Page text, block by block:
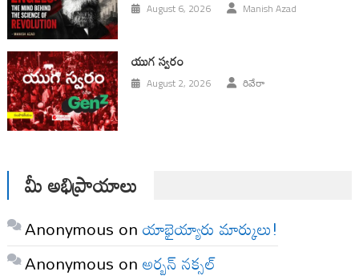
August 6, 2026 Manish Azad
యుగ స్వ‌రం
August 2, 2026 రివేరా
మీ అభిప్రాయాలు
Anonymous onయాభైయ్యారు మార్కులు!
Anonymous onఅర్బన్ నక్సల్